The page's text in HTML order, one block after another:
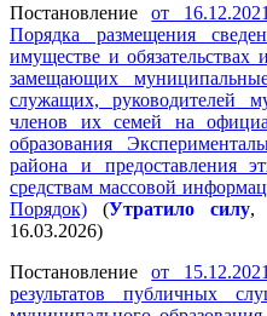
Постановлениеот
Порядка размещения
имуществе и обязательствах
замещающих
служащих, руководителей
членов их семей на
образования
района и предоставления
средствам массовой
Порядок) (Утратило силу,
16.03.2026)
Постановлениеот
результатов публичных